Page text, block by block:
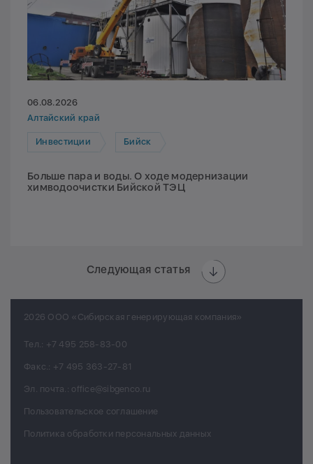
06.08.2026
Алтайский край
Инвестиции Бийск
Больше пара и воды. О ходе модернизации
химводоочистки Бийской ТЭЦ
Следующая статья
2026 ООО «Сибирская генерирующая компания»
Тел.: +7 495 258-83-00
Факс.: +7 495 363-27-81
Эл. почта.: office@sibgenco.ru
Пользовательское соглашение
Политика обработки персональных данных